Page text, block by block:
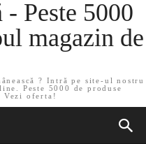
- Peste 5000
magazin de
? Intră pe site-ul nostru
Peste 5000 de produse
Vezi oferta!